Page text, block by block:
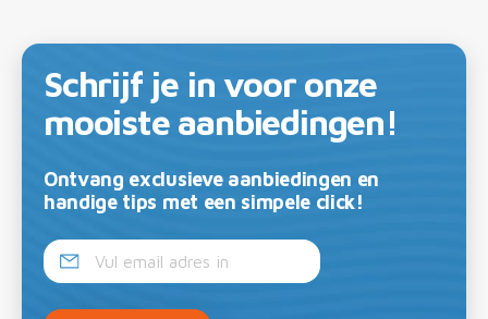
Schrijf je in voor onze
mooiste aanbiedingen!
Ontvang exclusieve aanbiedingen en
handige tips met een simpele click!